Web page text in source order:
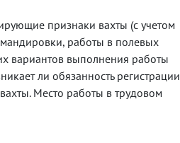
признаки вахты (с учетом
работы в полевых
вариантов выполнения работы
ли обязанность регистрации
Место работы в трудовом